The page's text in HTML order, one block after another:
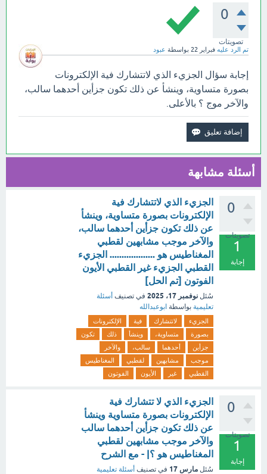
0
تصويتات
تم الرد عليه فبراير 22 بواسطة عبود
إجابة سؤال الجزيء الذي لاتتشارك فية الإلكترونات
بصورة متساوية، وينشأ عن ذلك تكون جزأين أحدهما سالب،
والآخر موج ؟ بالأعلى.
أسئلة مشابهة
0
تصويتات
1
إجابة
الجزيء الذي لاتتشارك فية
الإلكترونات بصورة متساوية، وينشأ
عن ذلك تكون جزأين أحدهما سالب،
والآخر موجب مشابهين لقطبي
المغناطيس هو ................... الجزيء
القطبي الجزيء غير القطبي الأيون
الفوتون [تم الحل]
سُئل نوفمبر 17، 2025 في تصنيف أسئلة
تعليمية بواسطة ابوعبدالله
الجزيء لاتتشارك فية
الإلكترونات
بصورة
متساوية، وينشأ ذلك
تكون
جزأين
أحدهما سالب،
والآخر
موجب
مشابهين لقطبي
المغناطيس
القطبي
غير الأيون الفوتون
0
تصويتات
1
إجابة
الجزيء الذي لا تتشارك فية
الإلكترونات بصورة متساوية وينشأ
عن ذلك تكون جزأين أحدهما سالب
والآخر موجب مشابهين لقطبي
المغناطيس هو ؟| - مع الشرح
سُئل مارس 17 في تصنيف أسئلة تعليمية